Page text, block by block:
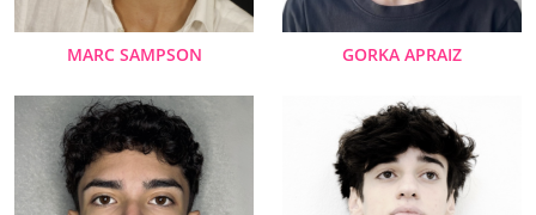
MARC SAMPSON GORKA APRAIZ